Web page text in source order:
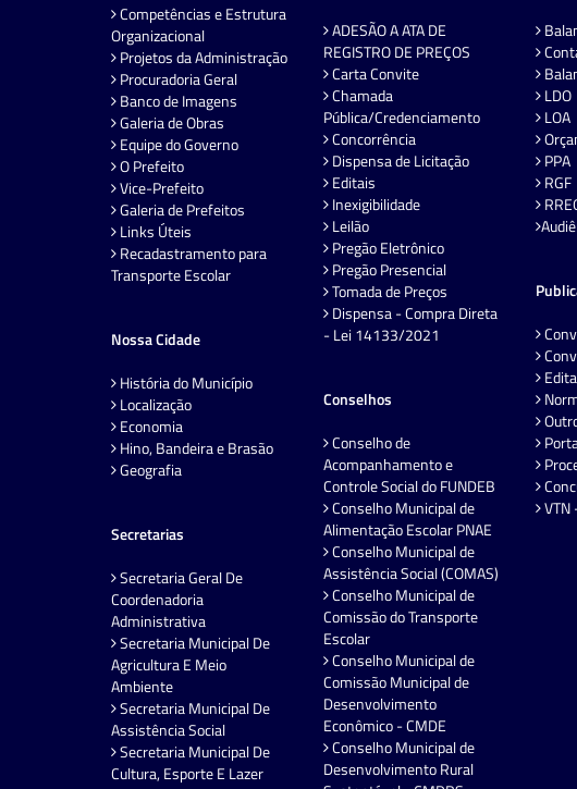
Competências e Estrutura
Organizacional
Projetos da Administração
Procuradoria Geral
Banco de Imagens
Galeria de Obras
Equipe do Governo
O Prefeito
Vice-Prefeito
Galeria de Prefeitos
Links Úteis
Recadastramento para
Transporte Escolar
Nossa Cidade
História do Município
Localização
Economia
Hino, Bandeira e Brasão
Geografia
Secretarias
Secretaria Geral De
Coordenadoria
Administrativa
Secretaria Municipal De
Agricultura E Meio
Ambiente
Secretaria Municipal De
Assistência Social
Secretaria Municipal De
Cultura, Esporte E Lazer
ADESÃO A ATA DE
REGISTRO DE PREÇOS
Carta Convite
Chamada
Pública/Credenciamento
Concorrência
Dispensa de Licitação
Editais
Inexigibilidade
Leilão
Pregão Eletrônico
Pregão Presencial
Tomada de Preços
Dispensa - Compra Direta
- Lei 14133/2021
Conselhos
Conselho de
Acompanhamento e
Controle Social do FUNDEB
Conselho Municipal de
Alimentação Escolar PNAE
Conselho Municipal de
Assistência Social (COMAS)
Conselho Municipal de
Comissão do Transporte
Escolar
Conselho Municipal de
Comissão Municipal de
Desenvolvimento
Econômico - CMDE
Conselho Municipal de
Desenvolvimento Rural
LDO
LOA
PPA
RGF
VTN